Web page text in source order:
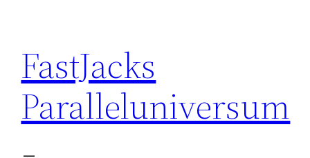
content
FastJacks
Paralleluniversum